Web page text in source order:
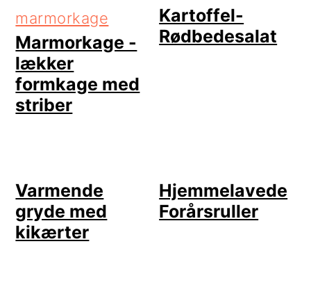
Marmorkage -
lækker
formkage med
striber
Kartoffel-
Rødbedesalat
Varmende
gryde med
kikærter
Hjemmelavede
Forårsruller